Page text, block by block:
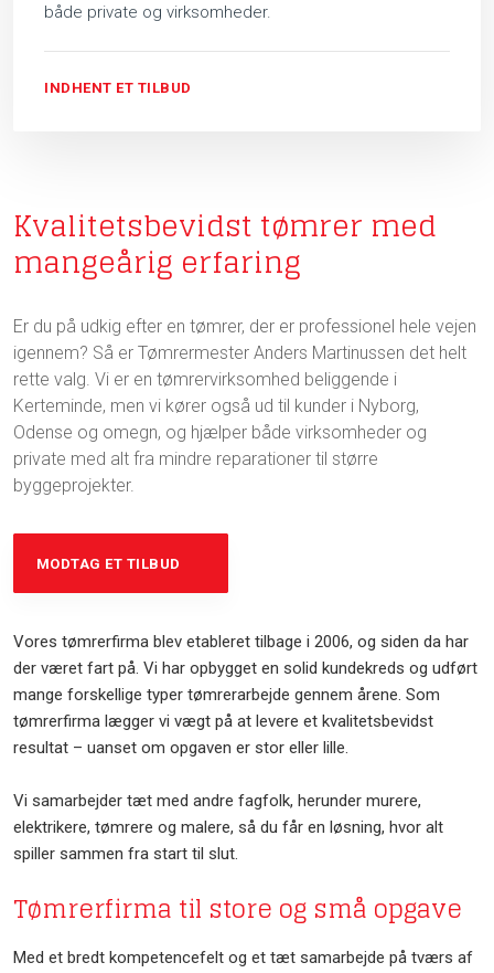
både private og virksomheder.
INDHENT ET TILBUD​
Kvalitetsbevidst tømrer med
mangeårig erfaring
Er du på udkig efter en tømrer, der er professionel hele vejen
igennem? Så er Tømrermester Anders Martinussen det helt
rette valg. Vi er en tømrervirksomhed beliggende i
Kerteminde, men vi kører også ud til kunder i Nyborg,
Odense og omegn, og hjælper både virksomheder og
private med alt fra mindre reparationer til større
byggeprojekter.
MODTAG ET TILBUD
Vores tømrerfirma blev etableret tilbage i 2006, og siden da har
der været fart på. Vi har opbygget en solid kundekreds og udført
mange forskellige typer tømrerarbejde gennem årene. Som
tømrerfirma lægger vi vægt på at levere et kvalitetsbevidst
resultat – uanset om opgaven er stor eller lille.
Vi samarbejder tæt med andre fagfolk, herunder murere,
elektrikere, tømrere og malere, så du får en løsning, hvor alt
spiller sammen fra start til slut.​
Tømrerfirma til store og små opgave
Med et bredt kompetencefelt og et tæt samarbejde på tværs af